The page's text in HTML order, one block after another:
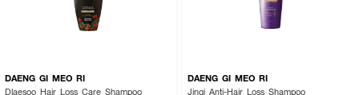
DAENG GI MEO RI
Dlaesoo Hair Loss Care Shampoo
DAENG GI MEO RI
Jingi Anti-Hair Loss Shampoo